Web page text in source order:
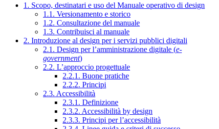
1. Scopo, destinatari e uso del Manuale operativo di design
1.1. Versionamento e storico
1.2. Consultazione del manuale
1.3. Contribuisci al manuale
2. Introduzione al design per i servizi pubblici digitali
2.1. Design per l’amministrazione digitale (e-
government)
2.2. L’approccio progettuale
2.2.1. Buone pratiche
2.2.2. Principi
2.3. Accessibilità
2.3.1. Definizione
2.3.2. Accessibilità by design
2.3.3. Principi per l’accessibilità